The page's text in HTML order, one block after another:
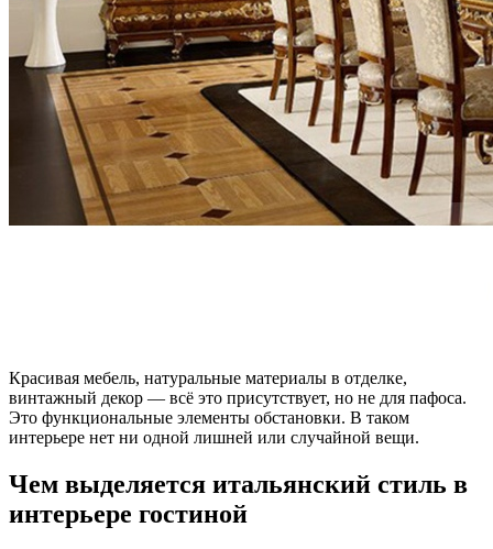
Красивая мебель, натуральные материалы в отделке,
винтажный декор — всё это присутствует, но не для пафоса.
Это функциональные элементы обстановки. В таком
интерьере нет ни одной лишней или случайной вещи.
Чем выделяется итальянский стиль в
интерьере гостиной